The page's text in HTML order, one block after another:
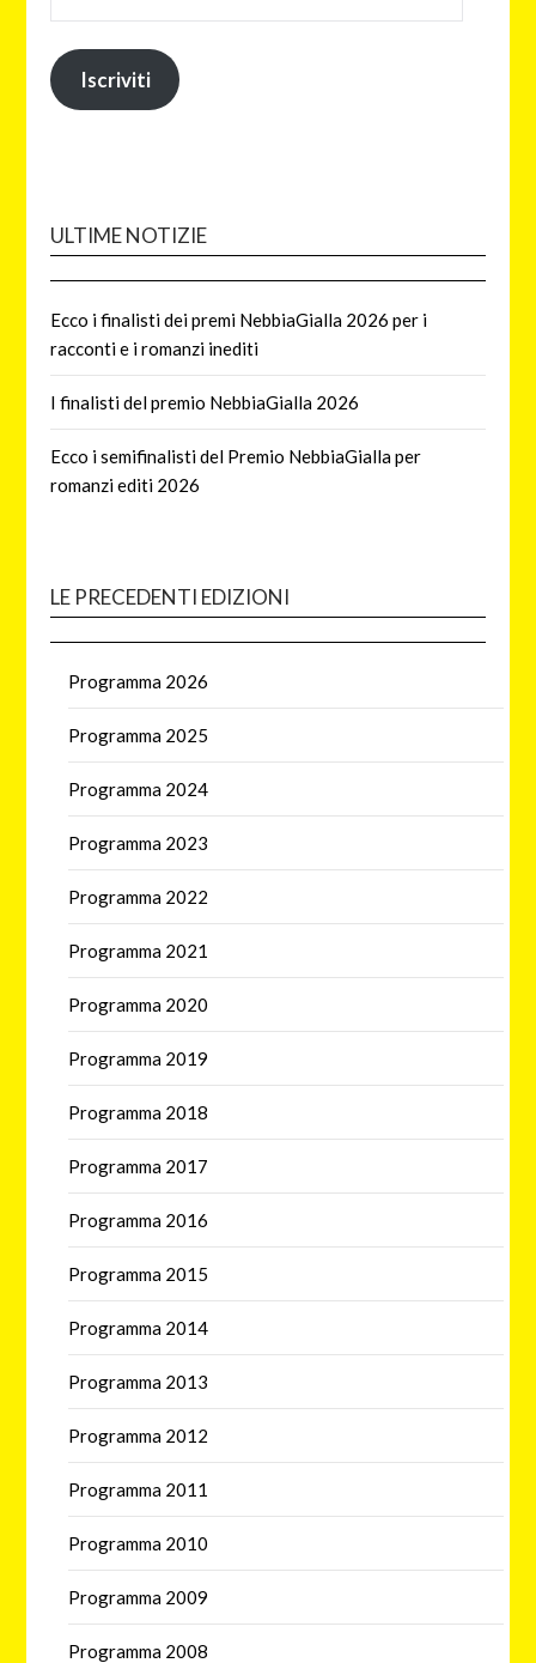
Iscriviti
ULTIME NOTIZIE
Ecco i finalisti dei premi NebbiaGialla 2026 per i
racconti e i romanzi inediti
I finalisti del premio NebbiaGialla 2026
Ecco i semifinalisti del Premio NebbiaGialla per
romanzi editi 2026
LE PRECEDENTI EDIZIONI
Programma 2026
Programma 2025
Programma 2024
Programma 2023
Programma 2022
Programma 2021
Programma 2020
Programma 2019
Programma 2018
Programma 2017
Programma 2016
Programma 2015
Programma 2014
Programma 2013
Programma 2012
Programma 2011
Programma 2010
Programma 2009
Programma 2008